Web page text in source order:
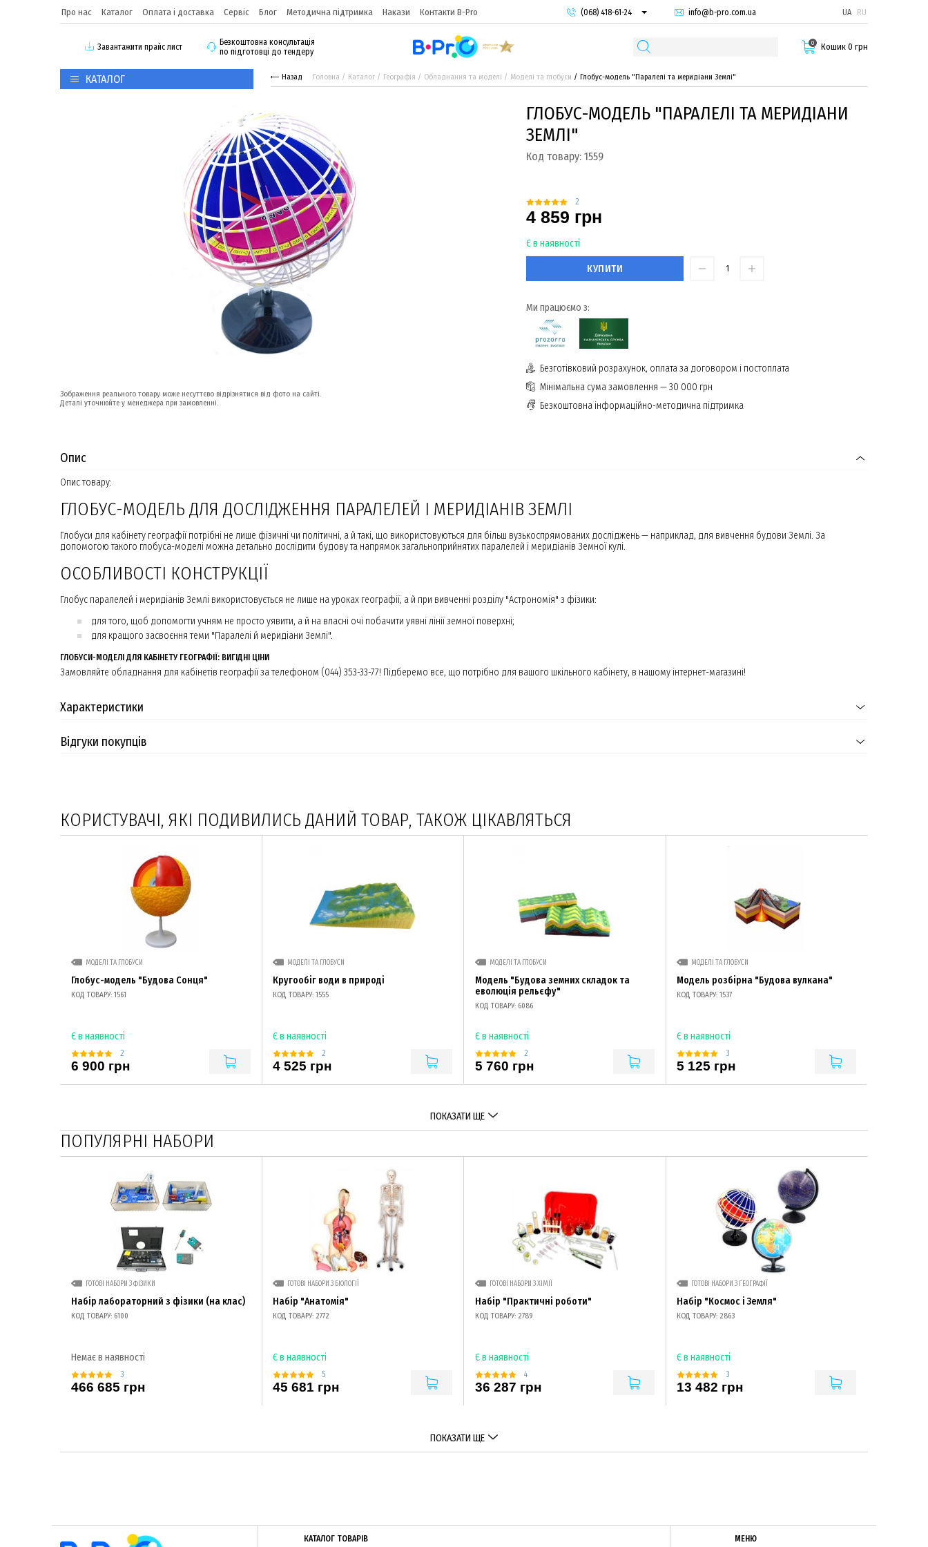
Про нас Каталог Оплата і доставка Сервіс Блог Методична підтримка Накази Контакти B-Pro
(068) 418-61-24
info@b-pro.com.ua UA RU
3авантажити прайс лист
Безкоштовна консультація
по підготовці до тендеру
0 Кошик 0 грн
КАТАЛОГ Назад Головна Каталог Географія Обладнання та моделі Моделі та глобуси Глобус-модель "Паралелі та меридіани Землі"
Зображення реального товару може несуттєво відрізнятися від фото на сайті.
Деталі уточнюйте у менеджера при замовленні.
ГЛОБУС-МОДЕЛЬ "ПАРАЛЕЛІ ТА МЕРИДІАНИ
ЗЕМЛІ"
Код товару: 1559
2
4 859 грн
Є в наявності
КУПИТИ
Ми працюємо з:
Безготівковий розрахунок, оплата за договором і постоплата
Мінімальна сума замовлення — 30 000 грн
Безкоштовна інформаційно-методична підтримка
Опис
Опис товару:
ГЛОБУС-МОДЕЛЬ ДЛЯ ДОСЛІДЖЕННЯ ПАРАЛЕЛЕЙ І МЕРИДІАНІВ ЗЕМЛІ
Глобуси для кабінету географії потрібні не лише фізичні чи політичні, а й такі, що використовуються для більш вузькоспрямованих досліджень — наприклад, для вивчення будови Землі. За
допомогою такого глобуса-моделі можна детально дослідити будову та напрямок загальноприйнятих паралелей і меридіанів Земної кулі.
ОСОБЛИВОСТІ КОНСТРУКЦІЇ
Глобус паралелей і меридіанів Землі використовується не лише на уроках географії, а й при вивченні розділу "Астрономія" з фізики:
для того, щоб допомогти учням не просто уявити, а й на власні очі побачити уявні лінії земної поверхні;
для кращого засвоєння теми "Паралелі й меридіани Землі".
ГЛОБУСИ-МОДЕЛІ ДЛЯ КАБІНЕТУ ГЕОГРАФІЇ: ВИГІДНІ ЦІНИ
Замовляйте обладнання для кабінетів географії за телефоном (044) 353-33-77! Підберемо все, що потрібно для вашого шкільного кабінету, в нашому інтернет-магазині!
Характеристики
Відгуки покупців
КОРИСТУВАЧІ, ЯКІ ПОДИВИЛИСЬ ДАНИЙ ТОВАР, ТАКОЖ ЦІКАВЛЯТЬСЯ
МОДЕЛІ ТА ГЛОБУСИ
Глобус-модель "Будова Сонця"
КОД ТОВАРУ: 1561
Є в наявності
2
6 900 грн
МОДЕЛІ ТА ГЛОБУСИ
Кругообіг води в природі
КОД ТОВАРУ: 1555
Є в наявності
2
4 525 грн
МОДЕЛІ ТА ГЛОБУСИ
Модель "Будова земних складок та
еволюція рельєфу"
КОД ТОВАРУ: 6086
Є в наявності
2
5 760 грн
МОДЕЛІ ТА ГЛОБУСИ
Модель розбірна "Будова вулкана"
КОД ТОВАРУ: 1537
Є в наявності
3
5 125 грн
ПОКАЗАТИ ЩЕ
ПОПУЛЯРНІ НАБОРИ
ГОТОВІ НАБОРИ З ФІЗИКИ
Набір лабораторний з фізики (на клас)
КОД ТОВАРУ: 6100
Немає в наявності
3
466 685 грн
ГОТОВІ НАБОРИ З БІОЛОГІЇ
Набір "Анатомія"
КОД ТОВАРУ: 2772
Є в наявності
5
45 681 грн
ГОТОВІ НАБОРИ З ХІМІЇ
Набір "Практичні роботи"
КОД ТОВАРУ: 2789
Є в наявності
4
36 287 грн
ГОТОВІ НАБОРИ З ГЕОГРАФІЇ
Набір "Космос і Земля"
КОД ТОВАРУ: 2863
Є в наявності
3
13 482 грн
ПОКАЗАТИ ЩЕ
КАТАЛОГ ТОВАРІВ МЕНЮ